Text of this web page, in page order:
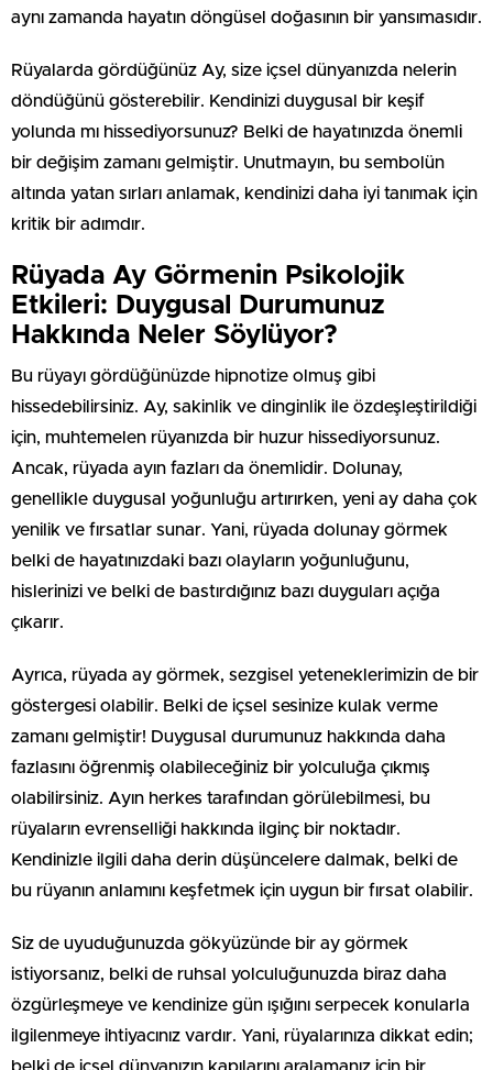
aynı zamanda hayatın döngüsel doğasının bir yansımasıdır.
Rüyalarda gördüğünüz Ay, size içsel dünyanızda nelerin
döndüğünü gösterebilir. Kendinizi duygusal bir keşif
yolunda mı hissediyorsunuz? Belki de hayatınızda önemli
bir değişim zamanı gelmiştir. Unutmayın, bu sembolün
altında yatan sırları anlamak, kendinizi daha iyi tanımak için
kritik bir adımdır.
Rüyada Ay Görmenin Psikolojik
Etkileri: Duygusal Durumunuz
Hakkında Neler Söylüyor?
Bu rüyayı gördüğünüzde hipnotize olmuş gibi
hissedebilirsiniz. Ay, sakinlik ve dinginlik ile özdeşleştirildiği
için, muhtemelen rüyanızda bir huzur hissediyorsunuz.
Ancak, rüyada ayın fazları da önemlidir. Dolunay,
genellikle duygusal yoğunluğu artırırken, yeni ay daha çok
yenilik ve fırsatlar sunar. Yani, rüyada dolunay görmek
belki de hayatınızdaki bazı olayların yoğunluğunu,
hislerinizi ve belki de bastırdığınız bazı duyguları açığa
çıkarır.
Ayrıca, rüyada ay görmek, sezgisel yeteneklerimizin de bir
göstergesi olabilir. Belki de içsel sesinize kulak verme
zamanı gelmiştir! Duygusal durumunuz hakkında daha
fazlasını öğrenmiş olabileceğiniz bir yolculuğa çıkmış
olabilirsiniz. Ayın herkes tarafından görülebilmesi, bu
rüyaların evrenselliği hakkında ilginç bir noktadır.
Kendinizle ilgili daha derin düşüncelere dalmak, belki de
bu rüyanın anlamını keşfetmek için uygun bir fırsat olabilir.
Siz de uyuduğunuzda gökyüzünde bir ay görmek
istiyorsanız, belki de ruhsal yolculuğunuzda biraz daha
özgürleşmeye ve kendinize gün ışığını serpecek konularla
ilgilenmeye ihtiyacınız vardır. Yani, rüyalarınıza dikkat edin;